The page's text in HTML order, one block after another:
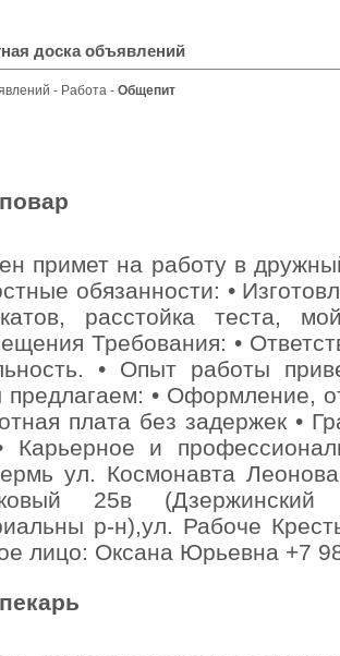
доска объявлений
- Работа - Общепит
примет на работу в
обязанности: •
расстойка теста,
Требования: •
• Опыт работы
• Оформление,
плата без задержек •
и
ул. Космонавта
25в
р-н),ул. Рабоче
лицо: Оксана Юрьевна +7